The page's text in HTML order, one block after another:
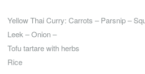
Yellow Thai Curry: Carrots – Parsnip –
Leek – Onion –
Tofu tartare with herbs
Rice